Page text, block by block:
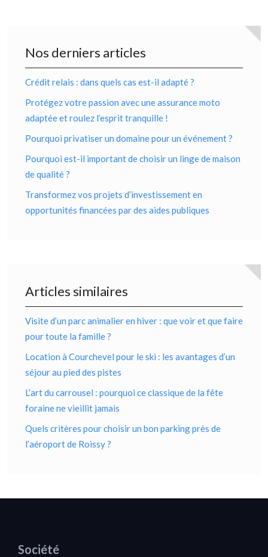
Nos derniers articles
Crédit relais : dans quels cas est-il adapté ?
Protégez votre passion avec une assurance moto
adaptée et roulez l’esprit tranquille !
Pourquoi privatiser un domaine pour un événement ?
Pourquoi est-il important de choisir un linge de maison
de qualité ?
Transformez vos projets d’investissement en
opportunités financées par des aides publiques
Articles similaires
Visite d’un parc animalier en hiver : que voir et que faire
pour toute la famille ?
Location à Courchevel pour le ski : les avantages d’un
séjour au pied des pistes
L’art du carrousel : pourquoi ce classique de la fête
foraine ne vieillit jamais
Quels critères pour choisir un bon parking près de
l’aéroport de Roissy ?
Société